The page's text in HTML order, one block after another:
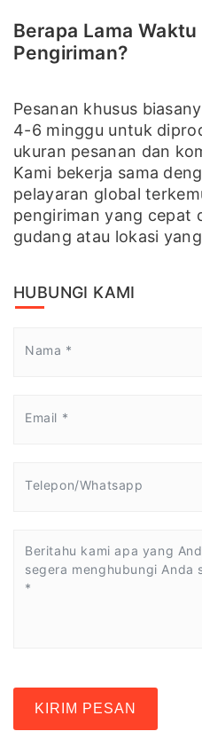
Berapa Lama
Pengiriman?
Pesanan khusus
4-6 minggu untuk
ukuran pesanan dan
Kami bekerja sama
pelayaran global
pengiriman yang cepat
gudang atau lokasi
HUBUNGI KAMI
KIRIM PESAN